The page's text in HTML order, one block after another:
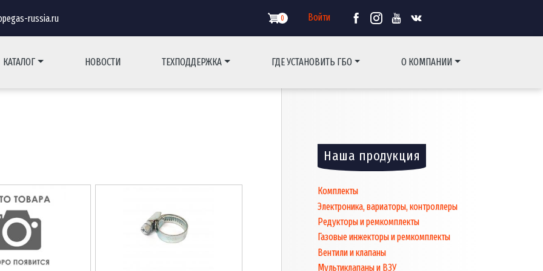
russia.ru 0 Войти
КАТАЛОГ НОВОСТИ ТЕХПОДДЕРЖКА ГДЕ УСТАНОВИТЬ ГБО О КОМПАНИИ
Наша продукция
Комплекты
Электроника, вариаторы, контроллеры
Редукторы и ремкомплекты
Газовые инжекторы и ремкомплекты
Вентили и клапаны
Мультиклапаны и ВЗУ